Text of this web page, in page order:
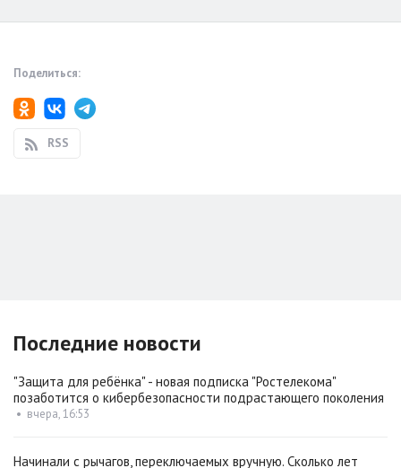
Поделиться:
RSS
Последние новости
"Защита для ребёнка" - новая подписка "Ростелекома"
позаботится о кибербезопасности подрастающего поколения
• вчера, 16:53
Начинали с рычагов, переключаемых вручную. Сколько лет